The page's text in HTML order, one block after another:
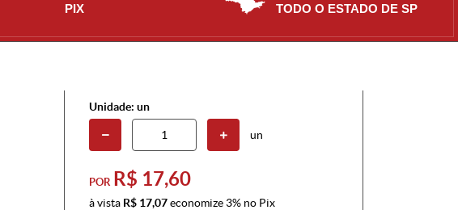
PIX
TODO O ESTADO DE SP
Unidade: un
un
POR R$ 17,60
à vista R$ 17,07economize 3% no Pix